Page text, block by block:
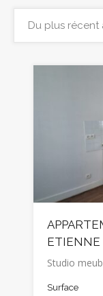
ETIENNE
Studio
Surface